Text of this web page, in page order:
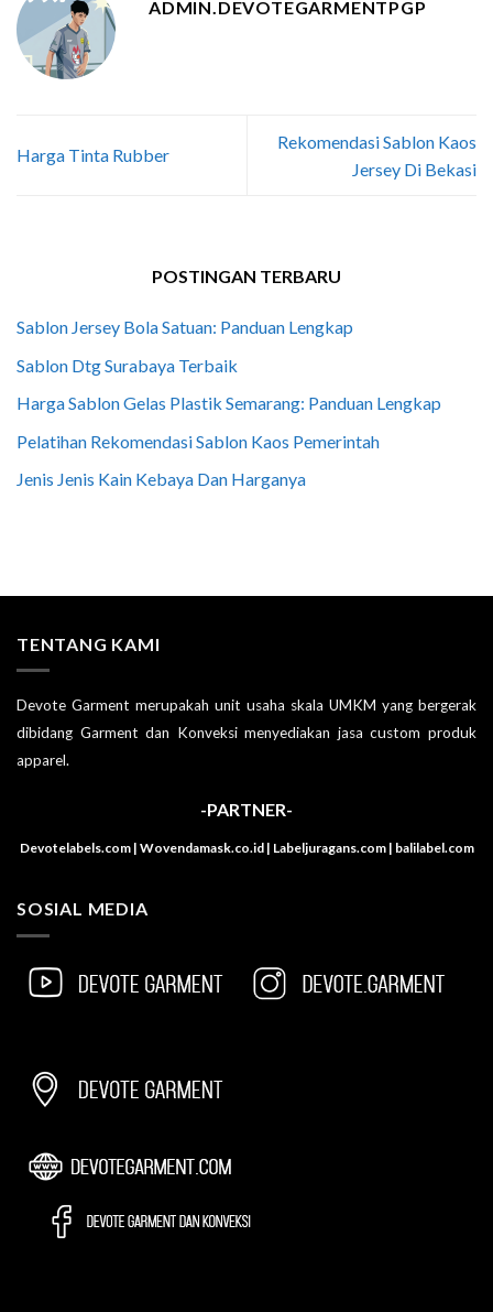
ADMIN.DEVOTEGARMENTPGP
Harga Tinta Rubber
Rekomendasi Sablon Kaos
Jersey Di Bekasi
POSTINGAN TERBARU
Sablon Jersey Bola Satuan: Panduan Lengkap
Sablon Dtg Surabaya Terbaik
Harga Sablon Gelas Plastik Semarang: Panduan Lengkap
Pelatihan Rekomendasi Sablon Kaos Pemerintah
Jenis Jenis Kain Kebaya Dan Harganya
TENTANG KAMI
Devote Garment merupakah unit usaha skala UMKM yang bergerak
dibidang Garment dan Konveksi menyediakan jasa custom produk
apparel.
-PARTNER-
Devotelabels.com | Wovendamask.co.id | Labeljuragans.com | balilabel.com
SOSIAL MEDIA